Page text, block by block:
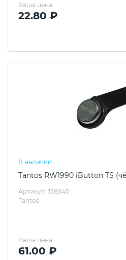
Ваша цена
22.80 ₽
В наличии
Tantos RW1990 iButton TS
Артикул: 158345
Tantos
Ваша цена
61.00 ₽